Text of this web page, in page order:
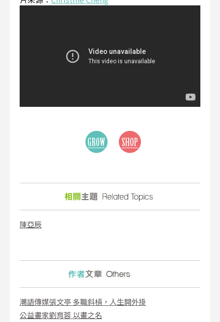
陳亞辰
潮語傳媒張文亭 多職斜槓，人生開外掛
公益畫家劉育蓉 以畫之名